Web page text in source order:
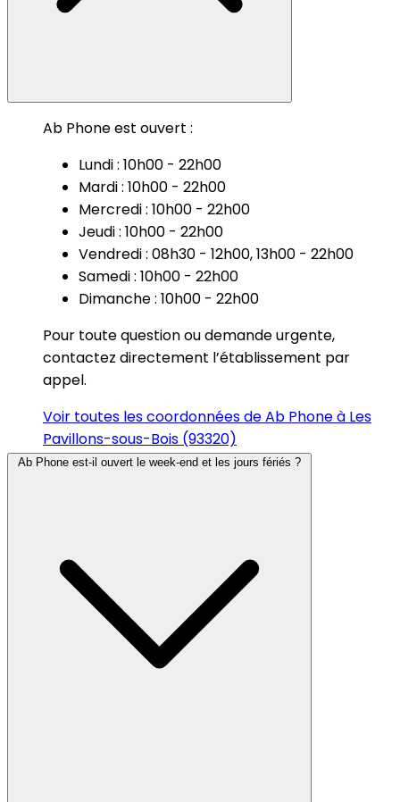
Ab Phone est ouvert :
Lundi : 10h00 - 22h00
Mardi : 10h00 - 22h00
Mercredi : 10h00 - 22h00
Jeudi : 10h00 - 22h00
Vendredi : 08h30 - 12h00, 13h00 - 22h00
Samedi : 10h00 - 22h00
Dimanche : 10h00 - 22h00
Pour toute question ou demande urgente,
contactez directement l’établissement par
appel.
Voir toutes les coordonnées de Ab Phone à Les
Pavillons-sous-Bois (93320)
Ab Phone est-il ouvert le week-end et les jours fériés ?